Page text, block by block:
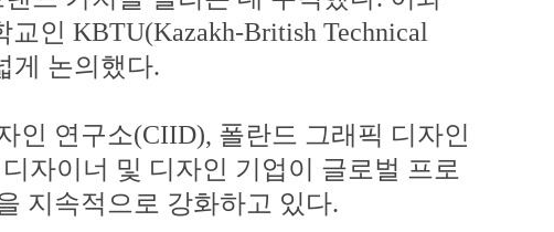
교인 KBTU(Kazakh-British Technical
게 논의했다.
인 연구소(CIID), 폴란드 그래픽 디자인
자이너 및 디자인 기업이 글로벌 프로
지속적으로 강화하고 있다.